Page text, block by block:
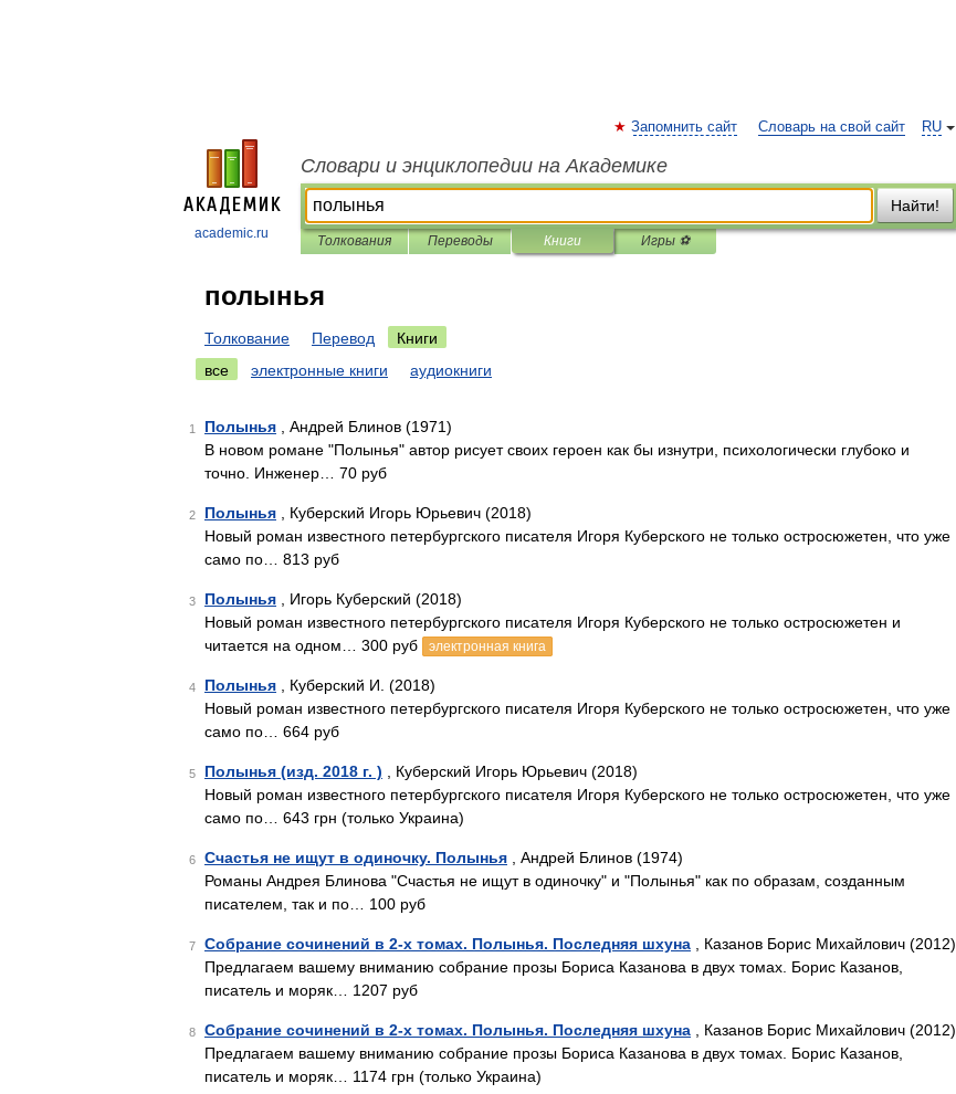
academic.ru
RU
Запомнить сайт Словарь на свой сайт
Словари и энциклопедии на Академике
Найти!
Толкования Переводы Книги Игры ⚽
полынья
Толкование Перевод
Книги
все
электронные книги аудиокниги
1 Полынья , Андрей Блинов (1971)
В новом романе "Полынья" автор рисует своих героен как бы изнутри, психологически глубоко и
точно. Инженер… 70 руб
2 Полынья , Куберский Игорь Юрьевич (2018)
Новый роман известного петербургского писателя Игоря Куберского не только остросюжетен, что уже
само по… 813 руб
3 Полынья , Игорь Куберский (2018)
Новый роман известного петербургского писателя Игоря Куберского не только остросюжетен и
читается на одном… 300 руб
электронная книга
4 Полынья , Куберский И. (2018)
Новый роман известного петербургского писателя Игоря Куберского не только остросюжетен, что уже
само по… 664 руб
5 Полынья (изд. 2018 г. ) , Куберский Игорь Юрьевич (2018)
Новый роман известного петербургского писателя Игоря Куберского не только остросюжетен, что уже
само по… 643 грн (только Украина)
6 Счастья не ищут в одиночку. Полынья , Андрей Блинов (1974)
Романы Андрея Блинова "Счастья не ищут в одиночку" и "Полынья" как по образам, созданным
писателем, так и по… 100 руб
7 Собрание сочинений в 2-х томах. Полынья. Последняя шхуна , Казанов Борис Михайлович (2012)
Предлагаем вашему вниманию собрание прозы Бориса Казанова в двух томах. Борис Казанов,
писатель и моряк… 1207 руб
8 Собрание сочинений в 2-х томах. Полынья. Последняя шхуна , Казанов Борис Михайлович (2012)
Предлагаем вашему вниманию собрание прозы Бориса Казанова в двух томах. Борис Казанов,
писатель и моряк… 1174 грн (только Украина)